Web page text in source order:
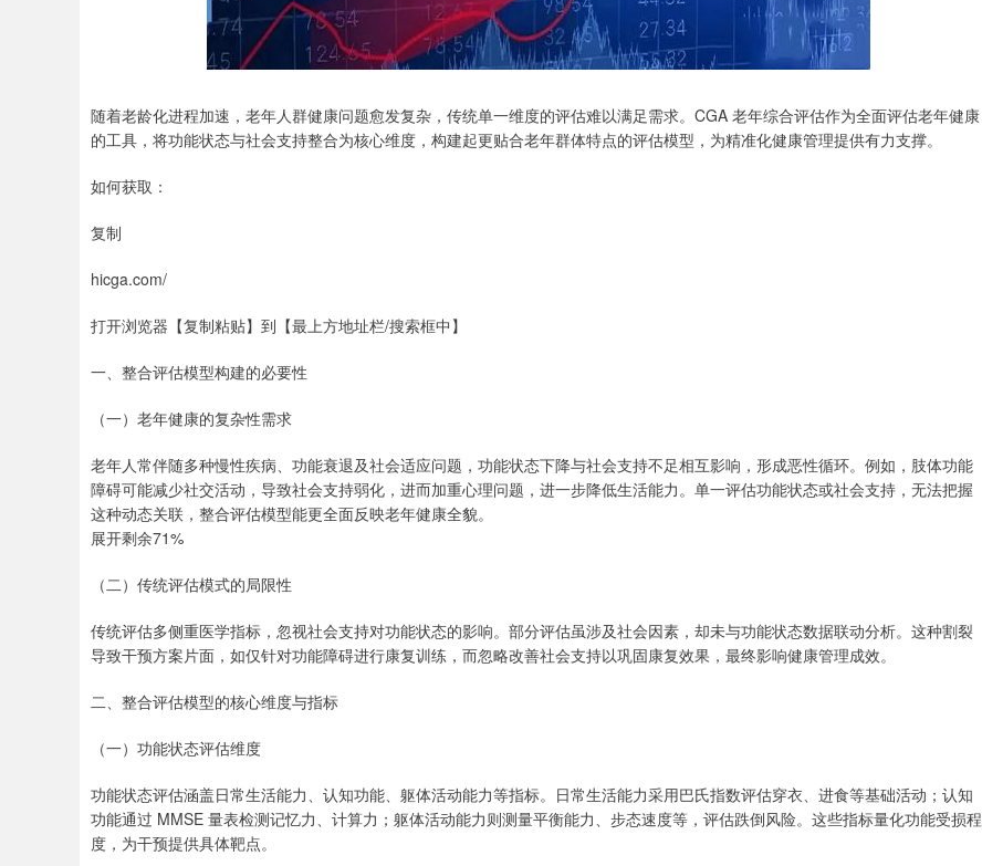
随着老龄化进程加速，老年人群健康问题愈发复杂，传统单一维度的评估难以满足需求。CGA 老年综合评估作为全面评估老年健康
的工具，将功能状态与社会支持整合为核心维度，构建起更贴合老年群体特点的评估模型，为精准化健康管理提供有力支撑。
如何获取：
复制
hicga.com/
打开浏览器【复制粘贴】到【最上方地址栏/搜索框中】
一、整合评估模型构建的必要性
（一）老年健康的复杂性需求
老年人常伴随多种慢性疾病、功能衰退及社会适应问题，功能状态下降与社会支持不足相互影响，形成恶性循环。例如，肢体功能
障碍可能减少社交活动，导致社会支持弱化，进而加重心理问题，进一步降低生活能力。单一评估功能状态或社会支持，无法把握
这种动态关联，整合评估模型能更全面反映老年健康全貌。
展开剩余71%
（二）传统评估模式的局限性
传统评估多侧重医学指标，忽视社会支持对功能状态的影响。部分评估虽涉及社会因素，却未与功能状态数据联动分析。这种割裂
导致干预方案片面，如仅针对功能障碍进行康复训练，而忽略改善社会支持以巩固康复效果，最终影响健康管理成效。
二、整合评估模型的核心维度与指标
（一）功能状态评估维度
功能状态评估涵盖日常生活能力、认知功能、躯体活动能力等指标。日常生活能力采用巴氏指数评估穿衣、进食等基础活动；认知
功能通过 MMSE 量表检测记忆力、计算力；躯体活动能力则测量平衡能力、步态速度等，评估跌倒风险。这些指标量化功能受损程
度，为干预提供具体靶点。